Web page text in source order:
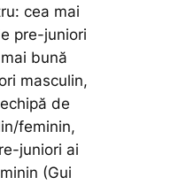
cea mai
pre-juniori
bună
masculin,
de
feminin,
juniori ai
(Gui